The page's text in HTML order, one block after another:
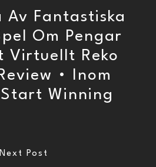
Av Fantastiska
Om Pengar
Virtuellt Reko
• Inom
Winning
Next Post